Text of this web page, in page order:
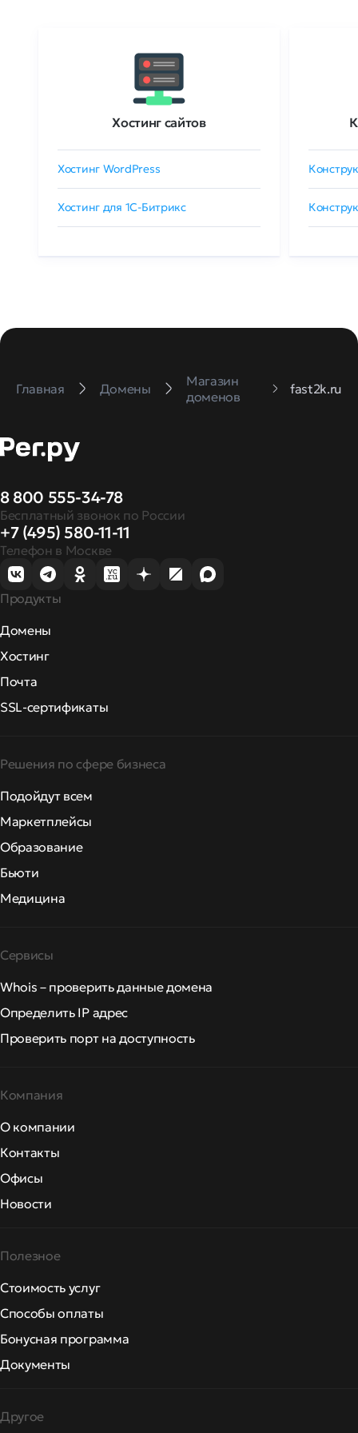
Хостинг сайтов
Хостинг WordPress
Хостинг для 1C-Битрикс
Главная Домены
Магазин
доменов
fast2k.ru
8 800 555-34-78
Бесплатный звонок по России
+7 (495) 580-11-11
Телефон в Москве
Продукты
Домены
Хостинг
Почта
SSL-сертификаты
Решения по сфере бизнеса
Подойдут всем
Маркетплейсы
Образование
Бьюти
Медицина
Сервисы
Whois – проверить данные домена
Определить IP адрес
Проверить порт на доступность
Компания
О компании
Контакты
Офисы
Новости
Полезное
Стоимость услуг
Способы оплаты
Бонусная программа
Документы
Другое